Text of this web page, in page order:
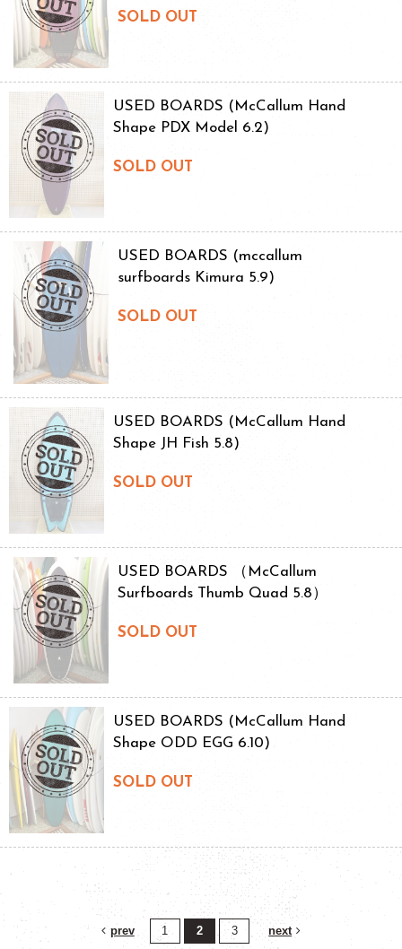
SOLD OUT
USED BOARDS (McCallum Hand
Shape PDX Model 6.2)
SOLD OUT
USED BOARDS (mccallum
surfboards Kimura 5.9)
SOLD OUT
USED BOARDS (McCallum Hand
Shape JH Fish 5.8)
SOLD OUT
USED BOARDS （McCallum
Surfboards Thumb Quad 5.8）
SOLD OUT
USED BOARDS (McCallum Hand
Shape ODD EGG 6.10)
SOLD OUT
prev 1 2 3 next